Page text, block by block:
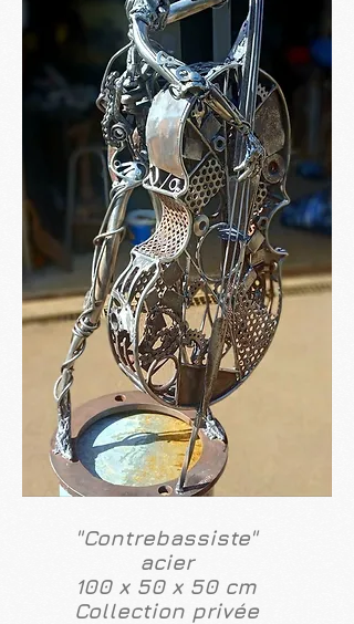
"Contrebassiste"
acier
100 x 50 x 50 cm
Collection privée